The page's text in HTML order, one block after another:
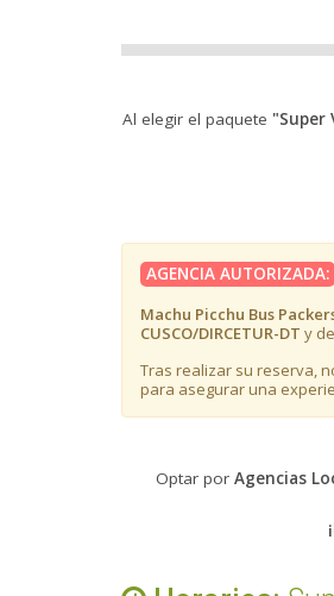
Al elegir el paquete "Super
AGENCIA AUTORIZADA:
Machu Picchu Bus
CUSCO/DIRCETUR-DT y
Tras realizar su reserva,
para asegurar una
​​​Optar por Agencias